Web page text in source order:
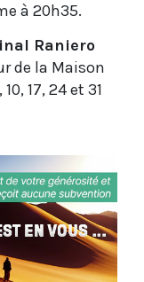
à 20h35.
Raniero
de la Maison
17, 24 et 31